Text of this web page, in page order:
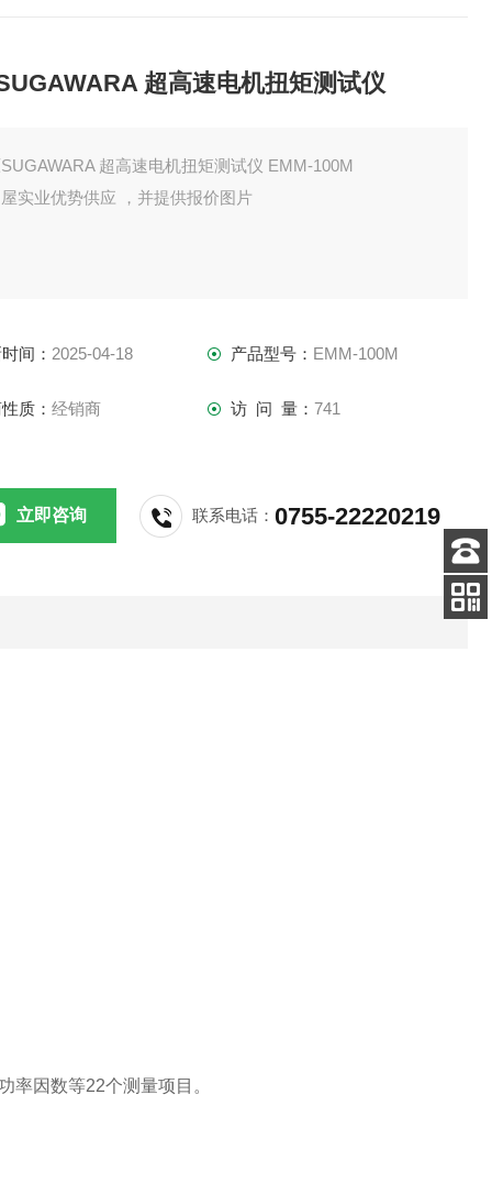
超高速电机扭矩测试仪
超高速电机扭矩测试仪 EMM-100M
实业优势供应 ，并提供报价图片
间： 2025-04-18 产品型号： EMM-100M
质：经销商 访 问 量： 741
立即咨询 联系电话：0755-22220219
率因数等22个测量项目。
客服
电话